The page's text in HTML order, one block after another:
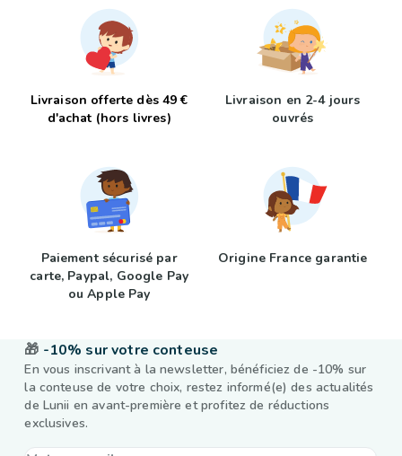
Livraison offerte dès 49 €
d'achat (hors livres)
Livraison en 2-4 jours
ouvrés
Paiement sécurisé par
carte, Paypal, Google Pay
ou Apple Pay
Origine France garantie
🎁 -10% sur votre conteuse
En vous inscrivant à la newsletter, bénéficiez de -10% sur
la conteuse de votre choix, restez informé(e) des actualités
de Lunii en avant-première et profitez de réductions
exclusives.